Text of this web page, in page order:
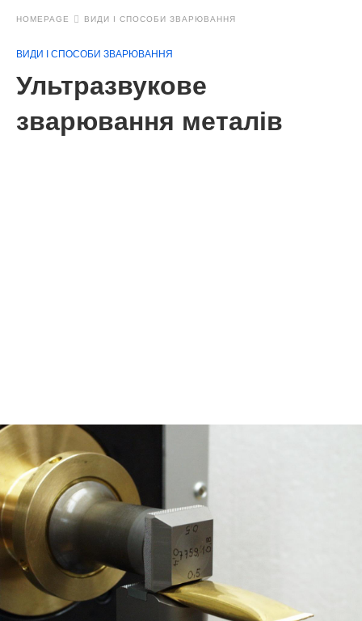
HOMEPAGE ВИДИ І СПОСОБИ ЗВАРЮВАННЯ
ВИДИ І СПОСОБИ ЗВАРЮВАННЯ
Ультразвукове
зварювання металів